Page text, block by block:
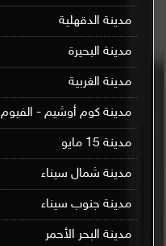
مدينة الدقهلية
مدينة البحيرة
مدينة الغربية
مدينة كوم أوشيم - الفيوم
مدينة 15 مايو
مدينة شمال سيناء
مدينة جنوب سيناء
مدينة البحر الأحمر